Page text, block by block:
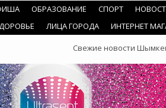
Свежие новости
ОБРАЗОВАНИЕ СПОРТ
ЛИЦА ГОРОДА ИНТЕРНЕТ